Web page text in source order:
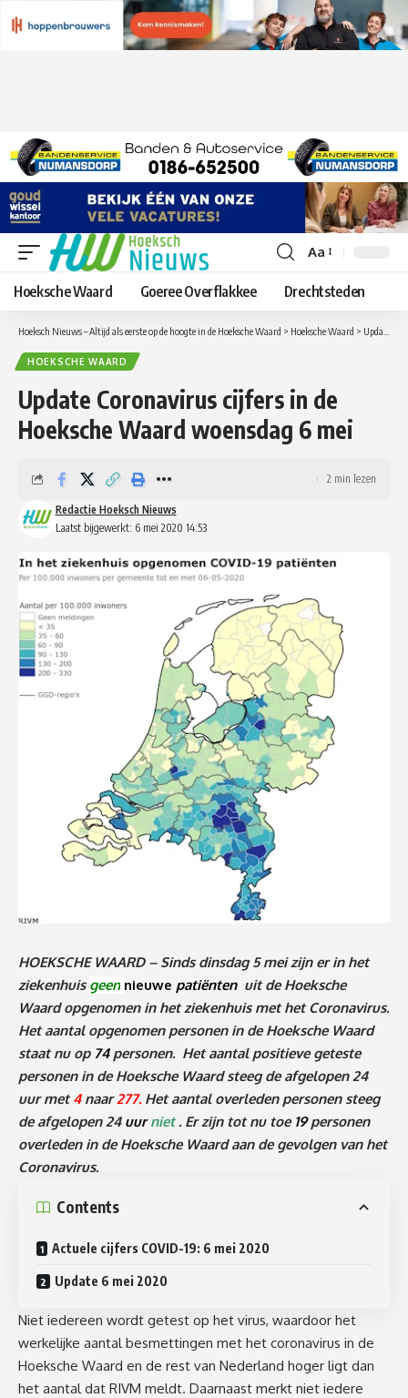
Lettergrootte
aanpassen
Aa
Hoeksche Waard Goeree Overflakkee Drechtsteden
Hoeksch Nieuws – Altijd als eerste op de hoogte in de Hoeksche Waard > Hoeksche Waard > Update Coronavirus cijfers in de Hoeksche Waard woensdag 6 mei
HOEKSCHE WAARD
Update Coronavirus cijfers in de
Hoeksche Waard woensdag 6 mei
Laatst bijgewerkt: 6 mei 2020 14:53
Redactie Hoeksch Nieuws
2 min lezen
HOEKSCHE WAARD – Sinds dinsdag 5 mei zijn er in het
ziekenhuisgeen nieuwe patiënten uit de Hoeksche
Waard opgenomen in het ziekenhuis met het Coronavirus.
Het aantal opgenomen personen in de Hoeksche Waard
staat nu op 74personen. Het aantal positieve geteste
personen in de Hoeksche Waard steeg de afgelopen 24
uur met4naar277.Het aantal overleden personen steeg
de afgelopen 24 uur niet. Er zijn tot nu toe 19personen
overleden in de Hoeksche Waard aan de gevolgen van het
Coronavirus.
Contents
Actuele cijfers COVID-19: 6 mei 2020
Update 6 mei 2020
Niet iedereen wordt getest op het virus, waardoor het
werkelijke aantal besmettingen met het coronavirus in de
Hoeksche Waard en de rest van Nederland hoger ligt dan
het aantal dat RIVM meldt. Daarnaast merkt niet iedere